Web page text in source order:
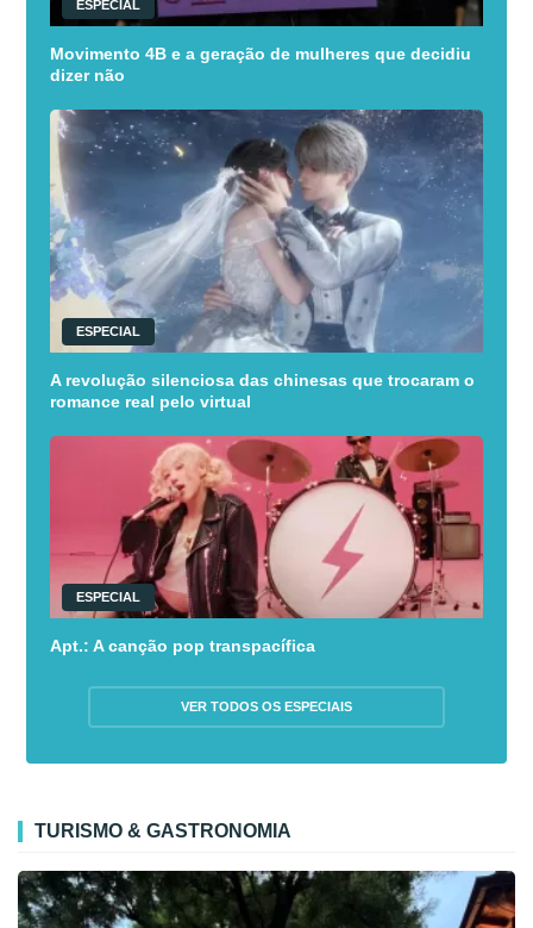
ESPECIAL
Movimento 4B e a geração de mulheres que decidiu
dizer não
ESPECIAL
A revolução silenciosa das chinesas que trocaram o
romance real pelo virtual
ESPECIAL
Apt.: A canção pop transpacífica
VER TODOS OS ESPECIAIS
TURISMO & GASTRONOMIA